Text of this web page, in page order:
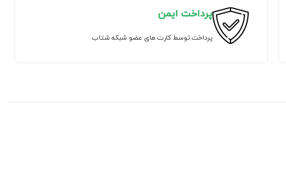
پرداخت ایمن
پرداخت توسط کارت های عضو شبکه شتاب